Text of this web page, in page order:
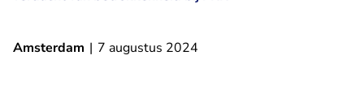
Amsterdam | 7 augustus 2024